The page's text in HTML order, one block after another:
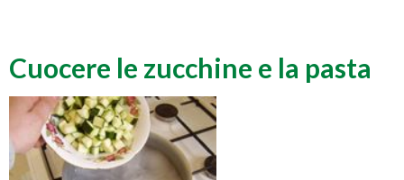
Cuocere le zucchine e la pasta